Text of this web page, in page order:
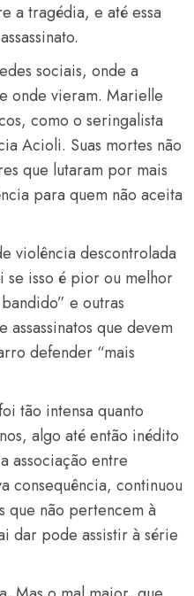
a tragédia, e até essa
sociais, onde a
onde vieram. Marielle
como o seringalista
Acioli. Suas mortes não
que lutaram por mais
para quem não aceita
violência descontrolada
se isso é pior ou melhor
e outras
que devem
defender “mais
tão intensa quanto
algo até então inédito
associação entre
consequência, continuou
que não pertencem à
dar pode assistir à série